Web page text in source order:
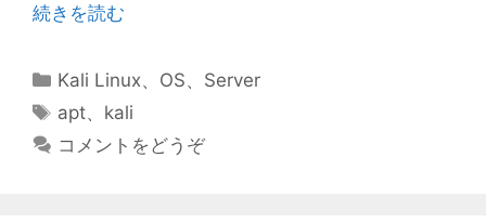
続きを読む
カ
ゴ
リ
Kali Linux、 OS、 Server
タ
apt、 kali
コメントをどうぞ